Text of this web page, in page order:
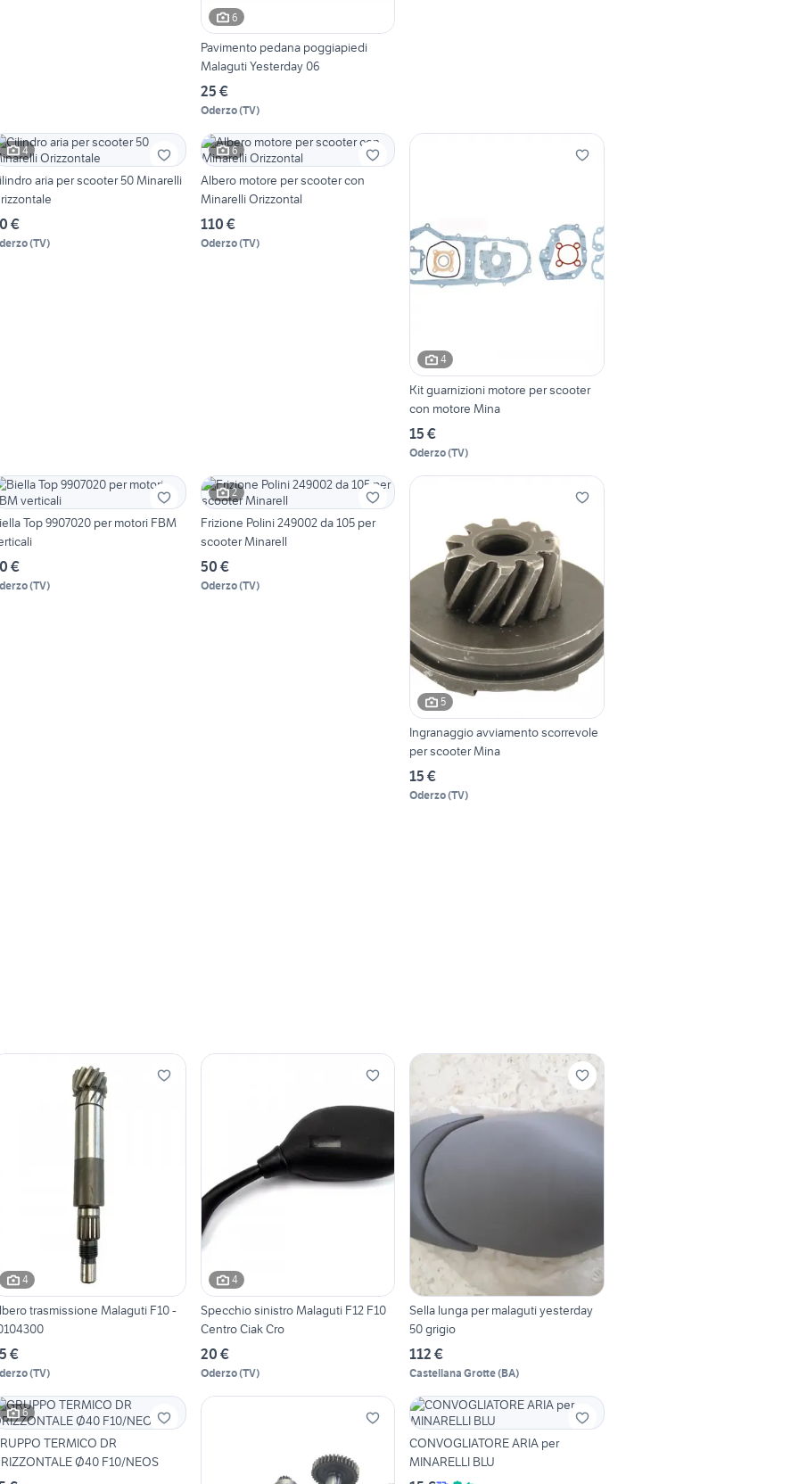
6
Pavimento pedana poggiapiedi
Malaguti Yesterday 06
25 €
Oderzo(TV)
4
aria per scooter 50 Minarelli
€
(TV)
6
Albero motore per scooter con
Minarelli Orizzontal
110 €
Oderzo(TV)
4
Kit guarnizioni motore per scooter
con motore Mina
15 €
Oderzo(TV)
Top 9907020 per motori FBM
€
(TV)
2
Frizione Polini 249002 da 105 per
scooter Minarell
50 €
Oderzo(TV)
5
Ingranaggio avviamento scorrevole
per scooter Mina
15 €
Oderzo(TV)
4
trasmissione Malaguti F10 -
€
(TV)
4
Specchio sinistro Malaguti F12 F10
Centro Ciak Cro
20 €
Oderzo(TV)
Sella lunga per malaguti yesterday
50 grigio
112 €
Castellana Grotte(BA)
6
TERMICO DR
Ø40 F10/NEOS
CONVOGLIATORE ARIA per
MINARELLI BLU